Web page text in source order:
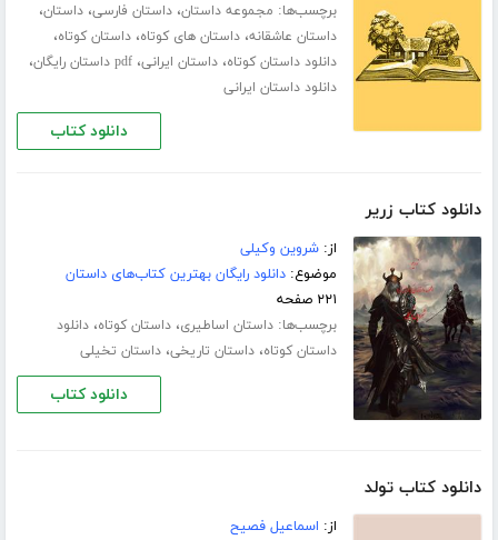
برچسب‌ها: مجموعه داستان،داستان فارسی،داستان،
داستان عاشقانه،داستان های کوتاه،داستان کوتاه،
دانلود داستان کوتاه،داستان ایرانی،pdf داستان رایگان ،
دانلود داستان ایرانی
دانلود کتاب
دانلود کتاب زریر
از:شروین وکیلی
موضوع:دانلود رایگان بهترین کتاب‌های داستان
۲۲۱ صفحه
برچسب‌ها:داستان اساطیری،داستان کوتاه،دانلود
داستان کوتاه،داستان تاریخی،داستان تخیلی
دانلود کتاب
دانلود کتاب تولد
از: اسماعیل فصیح